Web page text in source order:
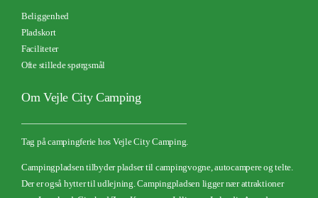
Beliggenhed
Pladskort
Faciliteter
Ofte stillede spørgsmål
Om Vejle City Camping
Tag på campingferie hos Vejle City Camping.
Campingpladsen tilbyder pladser til campingvogne, autocampere og telte.
Der er også hytter til udlejning.Campingpladsen ligger nær attraktioner